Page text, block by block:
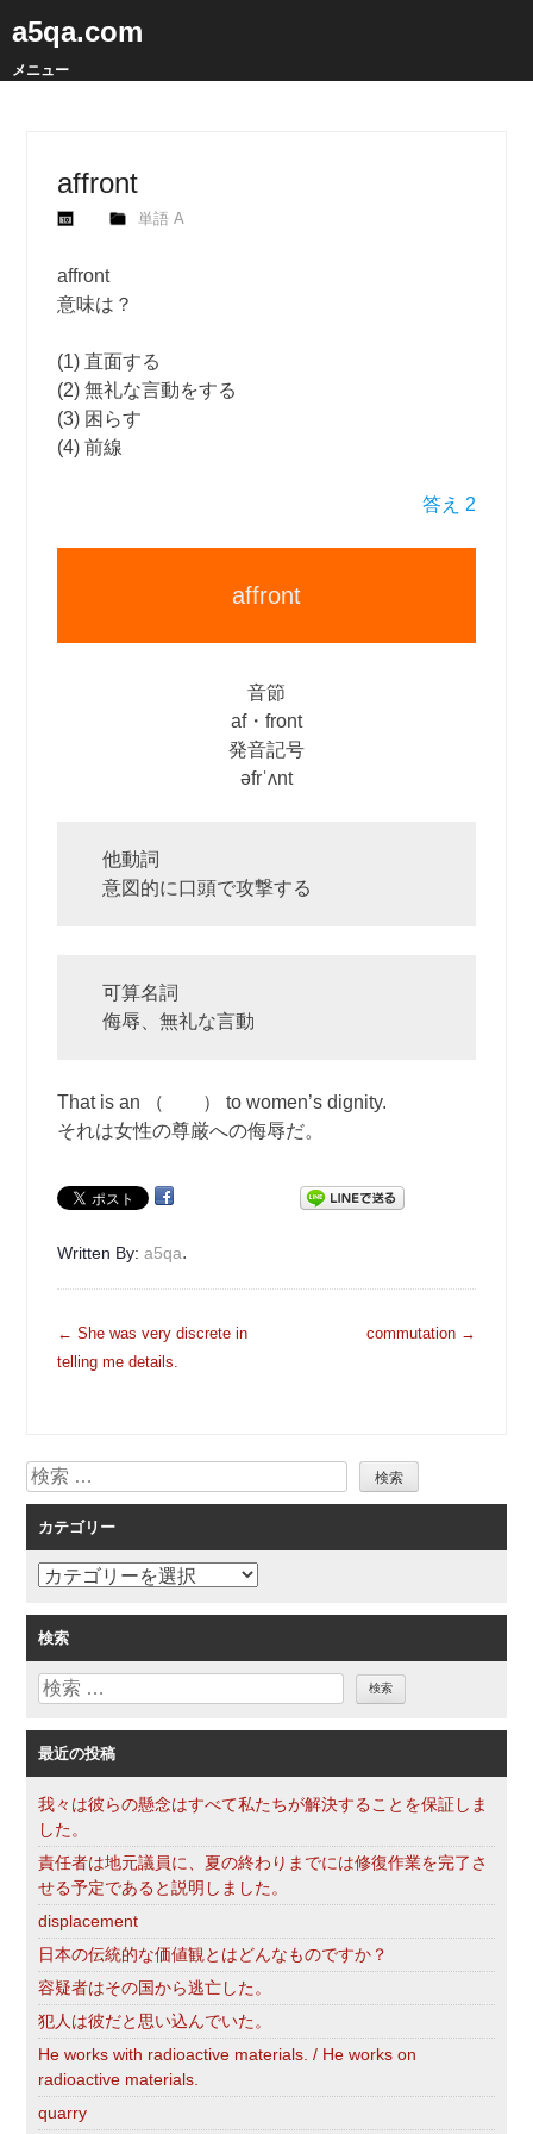
a5qa.com
メニュー
affront
単語 A
affront
意味は？
(1) 直面する
(2) 無礼な言動をする
(3) 困らす
(4) 前線
答え 2
affront
音節
af・front
発音記号
əfrˈʌnt
他動詞
意図的に口頭で攻撃する
可算名詞
侮辱、無礼な言動
That is an （ ） to women’s dignity.
それは女性の尊厳への侮辱だ。
Written By:a5qa.
投
稿
ー
シ
ョ
ン
← She was very discrete in
telling me details.
commutation →
検
索
カテゴリー
カ
ゴ
リ
ー
検索
検
最近の投稿
我々は彼らの懸念はすべて私たちが解決することを保証しま
した。
責任者は地元議員に、夏の終わりまでには修復作業を完了さ
せる予定であると説明しました。
displacement
日本の伝統的な価値観とはどんなものですか？
容疑者はその国から逃亡した。
犯人は彼だと思い込んでいた。
He works with radioactive materials. / He works on
radioactive materials.
quarry